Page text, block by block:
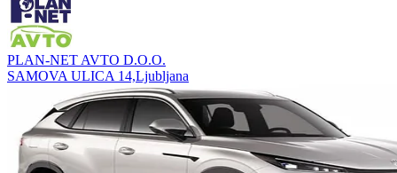
PLAN-NET AVTO D.O.O.
SAMOVA ULICA 14,Ljubljana